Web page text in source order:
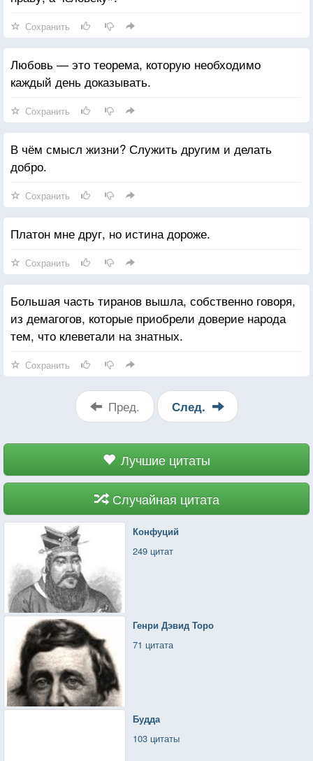
Сохранить
Любовь — это теорема, которую необходимо
каждый день доказывать.
Сохранить
В чём смысл жизни? Служить другим и делать
добро.
Сохранить
Платон мне друг, но истина дороже.
Сохранить
Большая чаcть тиранов вышла, собственно говоря,
из демагогов, которые приобрели доверие народа
тем, что клеветали на знатных.
Сохранить
Пред. След.
Лучшие цитаты
Случайная цитата
Конфуций
249 цитат
Генри Дэвид Торо
71 цитата
Будда
103 цитаты